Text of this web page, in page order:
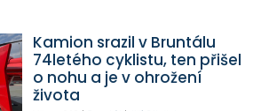
Kamion srazil v Bruntálu
74letého cyklistu, ten přišel
o nohu a je v ohrožení
života